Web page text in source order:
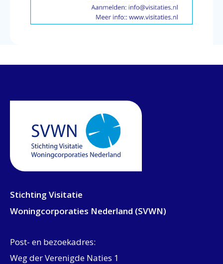
Stichting Visitatie
Woningcorporaties Nederland (SVWN)
Post- en bezoekadres:
Weg der Verenigde Naties 1